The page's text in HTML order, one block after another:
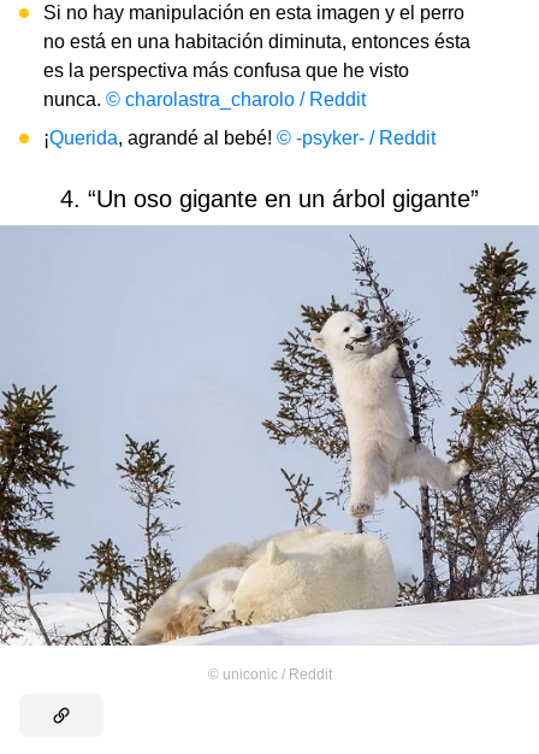
Si no hay manipulación en esta imagen y el perro
no está en una habitación diminuta, entonces ésta
es la perspectiva más confusa que he visto
nunca. © charolastra_charolo / Reddit
¡Querida, agrandé al bebé! © -psyker- / Reddit
4. “Un oso gigante en un árbol gigante”
© uniconic / Reddit